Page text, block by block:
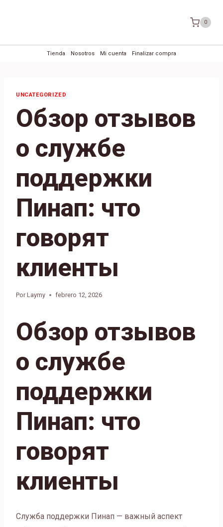
0
Tienda Nosotros Mi cuenta Finalizar compra
UNCATEGORIZED
Обзор отзывов
о службе
поддержки
Пинап: что
говорят
клиенты
Por Laymy febrero 12, 2026
Обзор отзывов
о службе
поддержки
Пинап: что
говорят
клиенты
Служба поддержки Пинап — важный аспект